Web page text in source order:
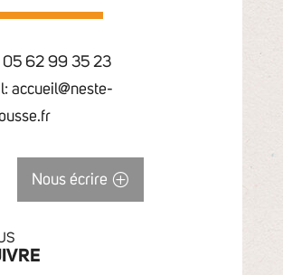
05 62 99 35 23
accueil@neste-
Nous écrire